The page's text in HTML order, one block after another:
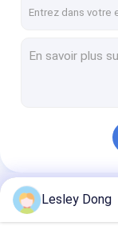
Nos Catégories
Lesley Dong